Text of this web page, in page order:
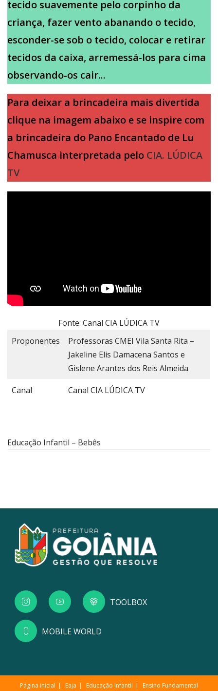
tecido suavemente pelo corpinho da
criança, fazer vento abanando o tecido,
esconder-se sob o tecido, colocar e retirar
tecidos da caixa, arremessá-los para cima
observando-os cair…
Para deixar a brincadeira mais divertida
clique na imagem abaixo e se inspire com
a brincadeira do Pano Encantado de Lu
Chamusca interpretada pelo CIA. LÚDICA
TV
Fonte: Canal CIA LÚDICA TV
Proponentes
Professoras CMEI Vila Santa Rita –
Jakeline Elis Damacena Santos e
Gislene Arantes dos Reis Almeida
Canal Canal CIA LÚDICA TV
Educação Infantil – Bebês
TOOLBOX
MOBILE WORLD
Página inicial Eaja Educação Infantil Ensino Fundamental